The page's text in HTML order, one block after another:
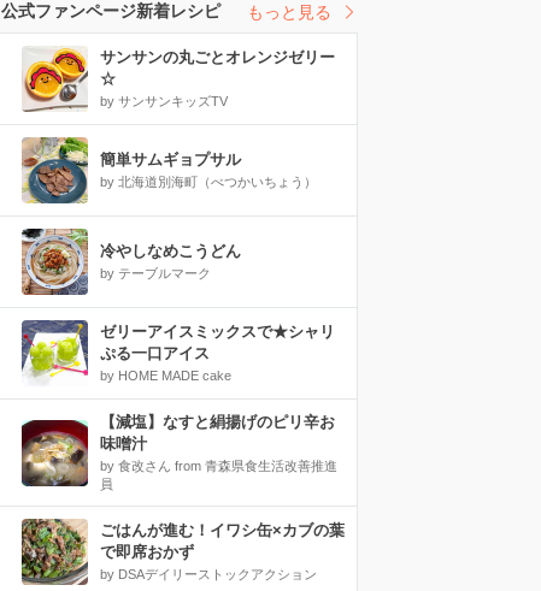
公式ファンページ新着レシピ もっと見る
サンサンの丸ごとオレンジゼリー
☆
by サンサンキッズTV
簡単サムギョプサル
by 北海道別海町（べつかいちょう）
冷やしなめこうどん
by テーブルマーク
ゼリーアイスミックスで★シャリ
ぷる一口アイス
by HOME MADE cake
【減塩】なすと絹揚げのピリ辛お
味噌汁
by 食改さん from 青森県食生活改善推進
員
ごはんが進む！イワシ缶×カブの葉
で即席おかず
by DSAデイリーストックアクション